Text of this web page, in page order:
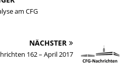
am CFG
NÄCHSTER
162 – April 2017